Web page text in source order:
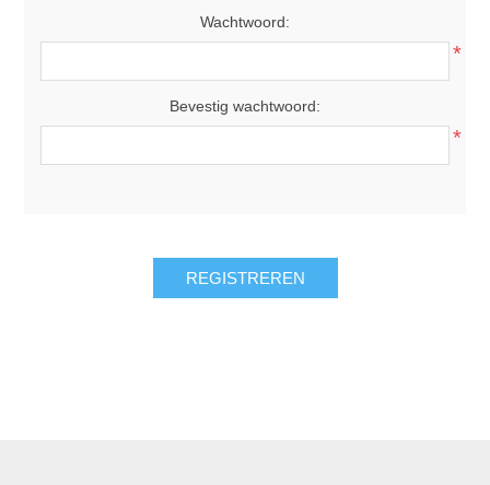
Wachtwoord:
*
Bevestig wachtwoord:
*